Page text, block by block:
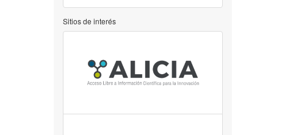
Sitios de interés